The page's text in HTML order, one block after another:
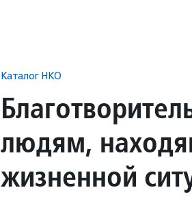
Каталог НКО
людям,
жизненной